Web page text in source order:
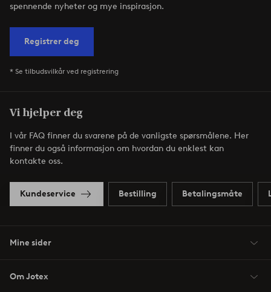
spennende nyheter og mye inspirasjon.
Registrer deg
* Se tilbudsvilkår ved registrering
Vi hjelper deg
I vår FAQ finner du svarene på de vanligste spørsmålene. Her
finner du også informasjon om hvordan du enklest kan
kontakte oss.
Kundeservice Bestilling Betalingsmåte
Mine sider
Om Jotex